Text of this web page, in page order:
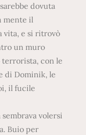
dovuta
mente il
vita, e si ritrovò
un muro
terrorista, con le
di Dominik, le
il fucile
volersi
Buio per